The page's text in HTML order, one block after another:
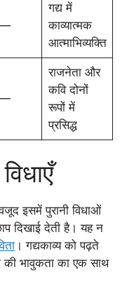
गद्य में
काव्यात्मक
आत्माभिव्यक्ति
राजनेता और
कवि दोनों
रूपों में
प्रसिद्ध
इसमें पुरानी विधाओं
दिखाई देती है। यह न
। गद्यकाव्य को पढ़ते
की भावुकता का एक साथ